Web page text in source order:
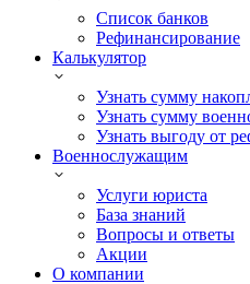
Список банков
Рефинансирование
Калькулятор
Узнать сумму
Узнать сумму
Узнать выгоду от
Военнослужащим
Услуги юриста
База знаний
Вопросы и ответы
Акции
О компании